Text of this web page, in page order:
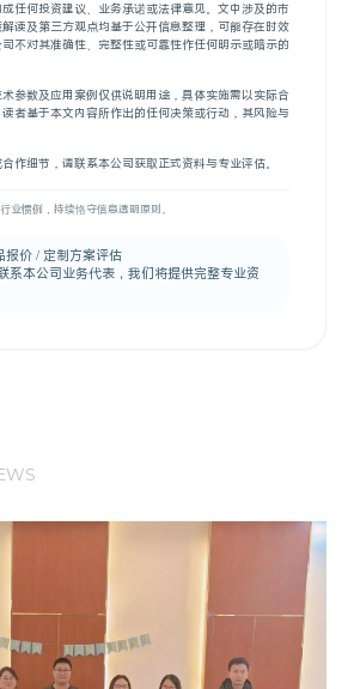
任何投资建议、业务承诺或法律意见。文中涉及的市
读及第三方观点均基于公开信息整理，可能存在时效
不对其准确性、完整性或可靠性作任何明示或暗示的
参数及应用案例仅供说明用途，具体实施需以实际合
者基于本文内容所作出的任何决策或行动，其风险与
作细节，请联系本公司获取正式资料与专业评估。
业惯例，持续恪守信息透明原则。
价 / 定制方案评估
系本公司业务代表，我们将提供完整专业资